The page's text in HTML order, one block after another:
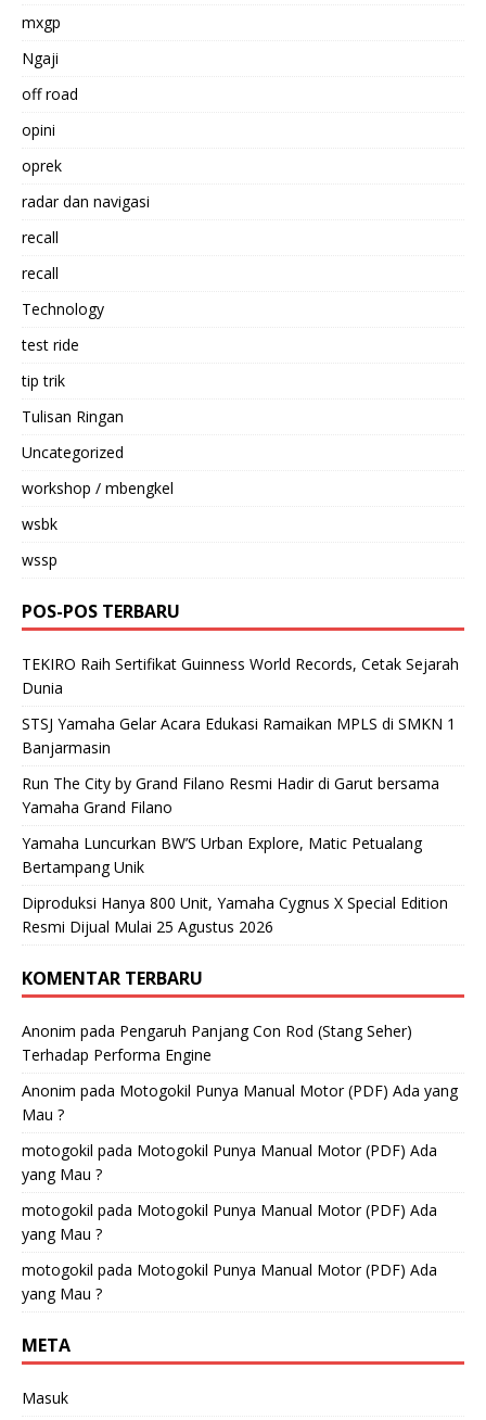
mxgp
Ngaji
off road
opini
oprek
radar dan navigasi
recall
recall
Technology
test ride
tip trik
Tulisan Ringan
Uncategorized
workshop / mbengkel
wsbk
wssp
POS-POS TERBARU
TEKIRO Raih Sertifikat Guinness World Records, Cetak Sejarah
Dunia
STSJ Yamaha Gelar Acara Edukasi Ramaikan MPLS di SMKN 1
Banjarmasin
Run The City by Grand Filano Resmi Hadir di Garut bersama
Yamaha Grand Filano
Yamaha Luncurkan BW’S Urban Explore, Matic Petualang
Bertampang Unik
Diproduksi Hanya 800 Unit, Yamaha Cygnus X Special Edition
Resmi Dijual Mulai 25 Agustus 2026
KOMENTAR TERBARU
Anonim pada Pengaruh Panjang Con Rod (Stang Seher)
Terhadap Performa Engine
Anonim pada Motogokil Punya Manual Motor (PDF) Ada yang
Mau ?
motogokil pada Motogokil Punya Manual Motor (PDF) Ada
yang Mau ?
motogokil pada Motogokil Punya Manual Motor (PDF) Ada
yang Mau ?
motogokil pada Motogokil Punya Manual Motor (PDF) Ada
yang Mau ?
META
Masuk